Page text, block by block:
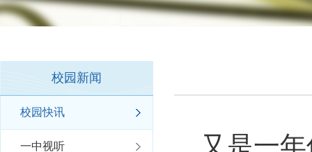
校园新闻
校园快讯
一中视听 又是一